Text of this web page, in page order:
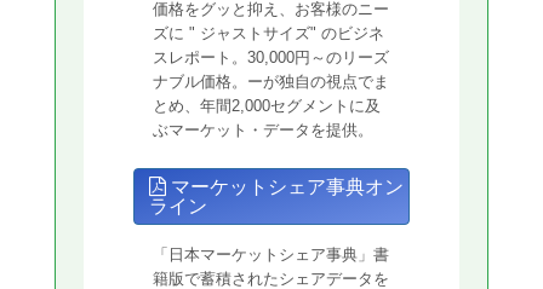
価格をグッと抑え、お客様のニー
ズに " ジャストサイズ" のビジネ
スレポート。30,000円～のリーズ
ナブル価格。ーが独自の視点でま
とめ、年間2,000セグメントに及
ぶマーケット・データを提供。
マーケットシェア事典オン
ライン
「日本マーケットシェア事典」書
籍版で蓄積されたシェアデータを